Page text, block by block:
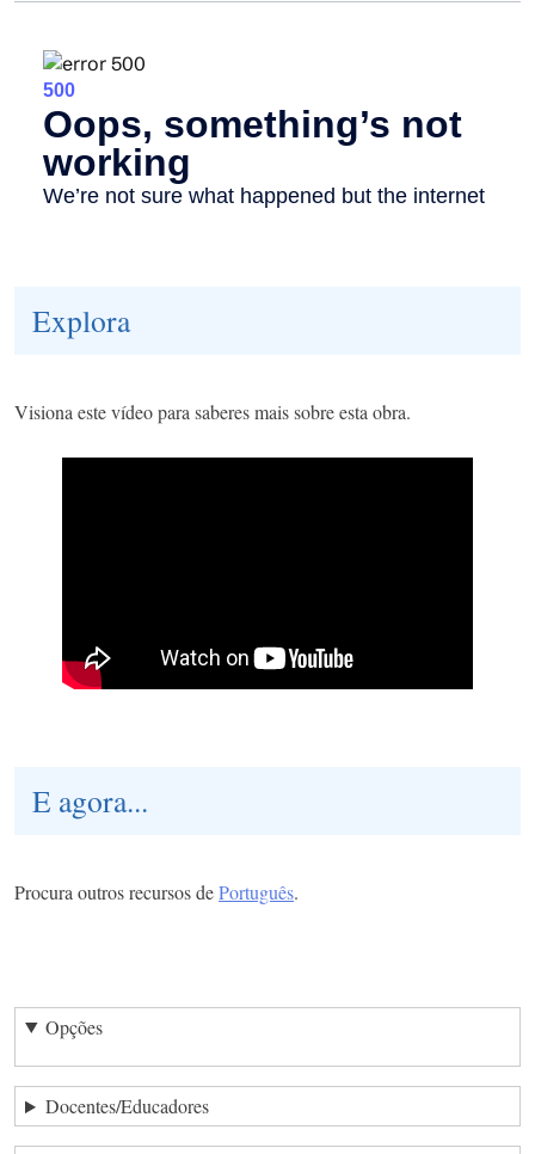
Explora
Visiona este vídeo para saberes mais sobre esta obra.
E agora...
Procura outros recursos dePortuguês.
Opções
Docentes/Educadores